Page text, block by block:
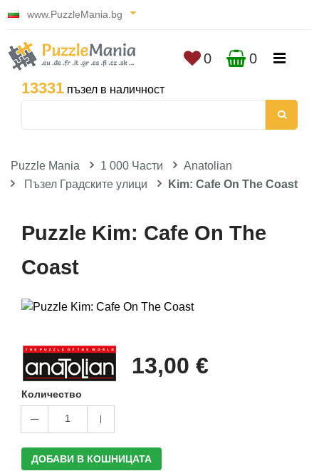
www.PuzzleMania.bg
13331 пъзел в наличност
0 0
Puzzle Mania 1 000 Части
Anatolian
Пъзел Градските улици
Kim: Cafe On The Coast
Puzzle Kim: Cafe On The
Coast
13,00 €
Количество
1
ДОБАВИ В КОШНИЦАТА